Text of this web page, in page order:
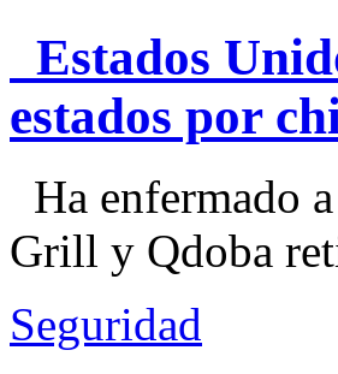
Estados
estados por
Ha enfermado
Grill y Qdoba
Seguridad